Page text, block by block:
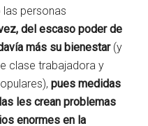
personas
del escaso poder de
más su bienestar(y
clase trabajadora y
pues medidas
les crean problemas
enormes en la